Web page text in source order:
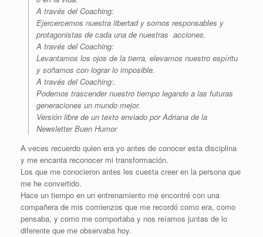
A través del Coaching:
Ejercercemos nuestra libertad y somos responsables y
protagonistas de cada una de nuestras acciones.
A través del Coaching:
Levantamos los ojos de la tierra, elevamos nuestro espíritu
y soñamos con lograr lo imposible.
A través del Coaching:.
Podemos trascender nuestro tiempo legando a las futuras
generaciones un mundo mejor.
Versión libre de un texto enviado por Adriana de la
Newsletter Buen Humor
A veces recuerdo quien era yo antes de conocer esta disciplina
y me encanta reconocer mi transformación.
Los que me conocieron antes les cuesta creer en la persona que
me he convertido.
Hace un tiempo en un entrenamiento me encontré con una
compañera de mis comienzos que me recordó como era, como
pensaba, y como me comportaba y nos reíamos juntas de lo
diferente que me observaba hoy.